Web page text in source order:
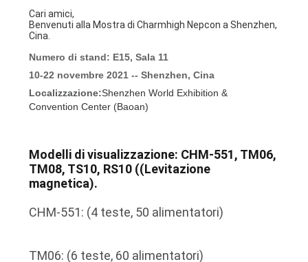
CONTATTACI
NOTIZIA
SHOPPING
LINE
MAPPA
DEL
Cari amici,
Benvenuti alla Mostra di Charmhigh Nepcon a Shenzhen,
Cina.
Numero di stand: E15, Sala 11
10-22 novembre 2021 -- Shenzhen, Cina
Localizzazione:Shenzhen World Exhibition &
Convention Center (Baoan)